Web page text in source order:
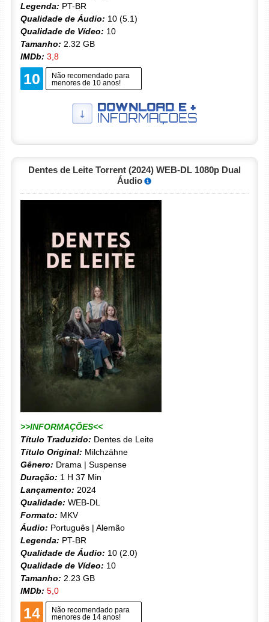
Legenda: PT-BR
Qualidade de Áudio: 10 (5.1)
Qualidade de Vídeo: 10
Tamanho: 2.32 GB
IMDb: 3,8
10
Não recomendado para
menores de 10 anos!
Dentes de Leite Torrent (2024) WEB-DL 1080p Dual
Áudio
>>INFORMAÇÕES<<
Título Traduzido: Dentes de Leite
Título Original: Milchzähne
Gênero: Drama | Suspense
Duração: 1 H 37 Min
Lançamento: 2024
Qualidade: WEB-DL
Formato: MKV
Áudio: Português | Alemão
Legenda: PT-BR
Qualidade de Áudio: 10 (2.0)
Qualidade de Vídeo: 10
Tamanho: 2.23 GB
IMDb: 5,0
14
Não recomendado para
menores de 14 anos!